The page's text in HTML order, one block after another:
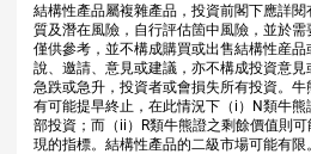
結構性產品屬複雜產品，投資前閣下應詳
質及潛在風險，自行評估箇中風險，並於
僅供參考，並不構成購買或出售結構性産
說、邀請、意見或建議，亦不構成投資意
急跌或急升，投資者或會損失所有投資。
有可能提早終止，在此情況下（i）N類牛
部投資；而（ii）R類牛熊證之剩餘價值則
現的指標。結構性產品的二級市場可能有限。